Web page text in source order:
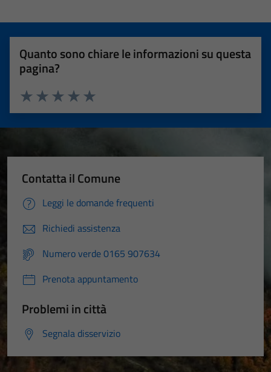
Quanto sono chiare le informazioni su questa
pagina?
Valuta 5 stelle su 5
Valuta 4 stelle su 5
Valuta 3 stelle su 5
Valuta 2 stelle su 5
Valuta 1 stelle su 5
Contatta il Comune
Leggi le domande frequenti
Richiedi assistenza
Numero verde 0165 907634
Prenota appuntamento
Problemi in città
Segnala disservizio